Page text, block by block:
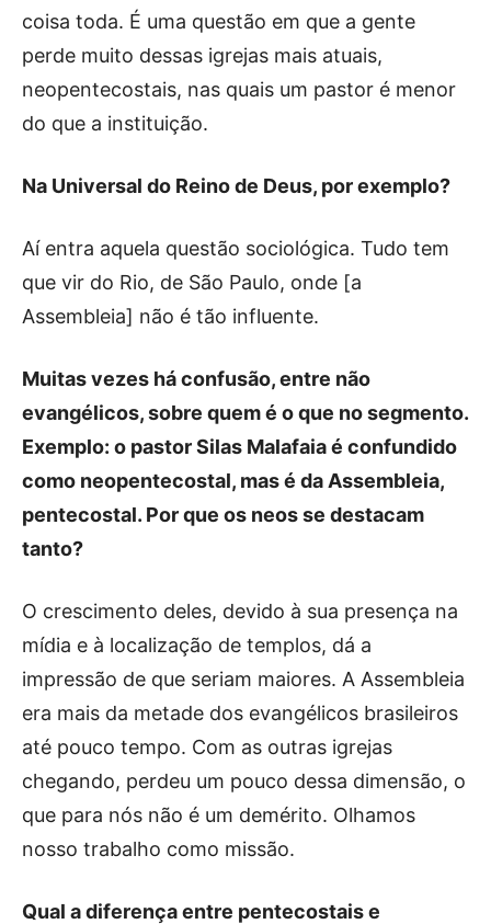
coisa toda. É uma questão em que a gente
perde muito dessas igrejas mais atuais,
neopentecostais, nas quais um pastor é menor
do que a instituição.
Na Universal do Reino de Deus, por exemplo?
Aí entra aquela questão sociológica. Tudo tem
que vir do Rio, de São Paulo, onde [a
Assembleia] não é tão influente.
Muitas vezes há confusão, entre não
evangélicos, sobre quem é o que no segmento.
Exemplo: o pastor Silas Malafaia é confundido
como neopentecostal, mas é da Assembleia,
pentecostal. Por que os neos se destacam
tanto?
O crescimento deles, devido à sua presença na
mídia e à localização de templos, dá a
impressão de que seriam maiores. A Assembleia
era mais da metade dos evangélicos brasileiros
até pouco tempo. Com as outras igrejas
chegando, perdeu um pouco dessa dimensão, o
que para nós não é um demérito. Olhamos
nosso trabalho como missão.
Qual a diferença entre pentecostais e